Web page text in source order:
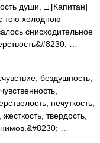
души. □ [Капитан]
тою холодною
снисходительное
…
бездушность,
нечуткость,
твердость,
…